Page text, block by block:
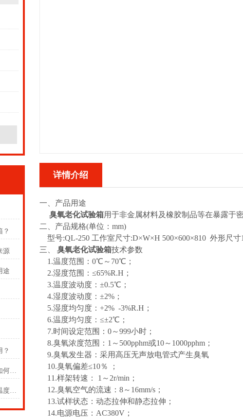
？
源
途
？
臭氧老化试验箱的臭氧探头该如何选择
硫化橡胶臭氧老化试验箱试验温度的选择
详情介绍
一、产品用途
臭氧老化试验箱用于非金属材料及橡胶制品等在暴露于
二、产品规格(单位：mm)
型号:QL-250 工作室尺寸:D×W×H 500×600×810 外形尺寸
三、
臭氧老化试验箱技术参数
1.温度范围：0℃～70℃；
2.湿度范围：≤65%R.H；
3.温度波动度：±0.5℃；
4.湿度波动度：±2%；
5.湿度均匀度：+2% -3%R.H；
6.温度均匀度：≤±2℃；
7.时间设定范围：0～999小时；
8.臭氧浓度范围：1～500pphm或10～1000pphm；
9.臭氧发生器：采用高压无声放电管式产生臭氧
10.臭氧偏差≤10％ ；
11.样架转速： 1～2r/min；
12.臭氧空气的流速：8～16mm/s；
13.试样状态：动态拉伸和静态拉伸；
14.电源电压：AC380V；